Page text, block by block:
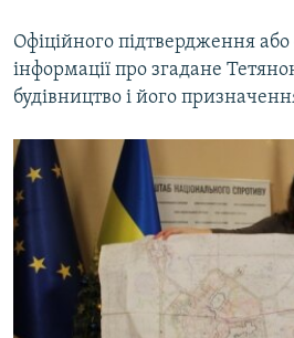
Офіційного підтвердження
інформації про згадане
будівництво і його